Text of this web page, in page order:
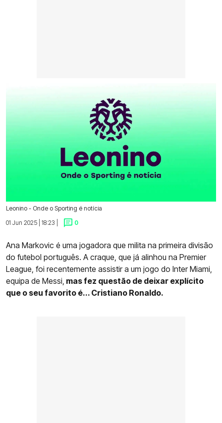
Leonino - Onde o Sporting é notícia
01 Jun 2025 | 18:23 |
0
Ana Markovic é uma jogadora que milita na primeira divisão
do futebol português. A craque, que já alinhou na Premier
League, foi recentemente assistir a um jogo do Inter Miami,
equipa de Messi, mas fez questão de deixar explícito
que o seu favorito é... Cristiano Ronaldo.